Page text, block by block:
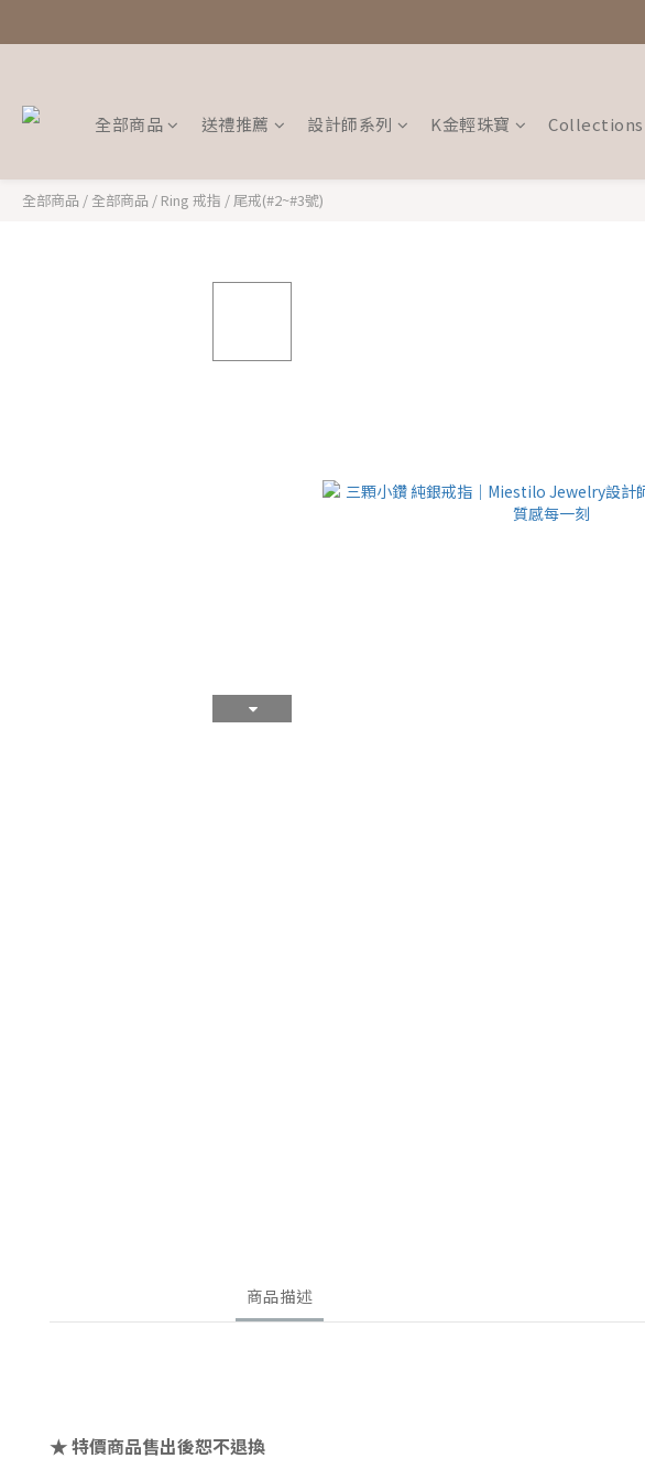
全部商品 送禮推薦 設計師系列 K金輕珠寶 Collections
全部商品 / 全部商品 / Ring 戒指 /尾戒(#2~#3號)
商品描述
★特價商品售出後恕不退換